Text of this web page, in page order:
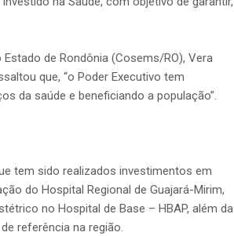
de Rondônia (Cosems/RO), Vera
que, “o Poder Executivo tem
da saúde e beneficiando a população”.
tem sido realizados investimentos em
do Hospital Regional de Guajará-Mirim,
no Hospital de Base – HBAP, além da
referência na região.